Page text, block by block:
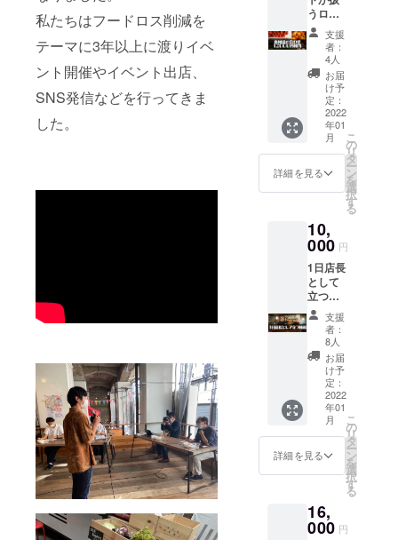
私たちはフードロス削減を
テーマに3年以上に渡りイベ
ント開催やイベント出店、
SNS発信などを行ってきま
した。
年12
月）
うロス
食材詰
め合わ
12000
円相
当。 こ
だわり
の規格
外野菜
を12種
類以上
の詰め
合わせ
しま
す。
（送料
別途）
支援
者：
4人
お届
け予
定：
2022
年01
月
詳細を見る
こ
の
リ
タ
ー
ン
を
選
択
す
る
10,
000 円
1日店長
として
立つ権
利。 具
体的な
業務は
特にあ
りませ
ん。一
日店長
として
お客様
との交
流を楽
しんで
くださ
支援
者：
8人
お届
け予
定：
2022
年01
月
詳細を見る
こ
の
リ
タ
ー
ン
を
選
択
す
る
16,
000 円